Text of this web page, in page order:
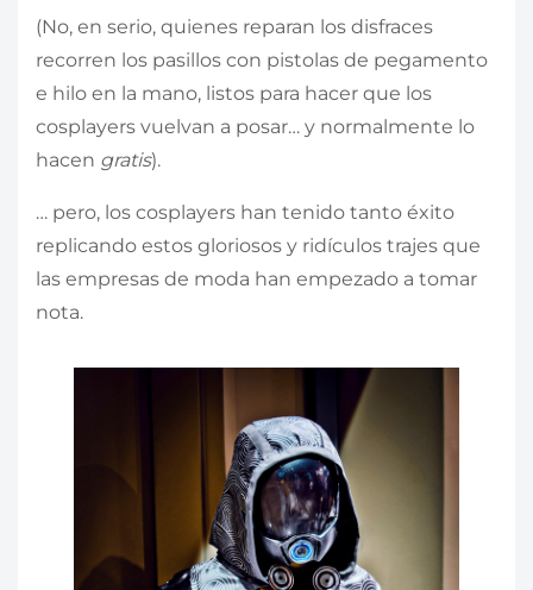
(No, en serio, quienes reparan los disfraces
recorren los pasillos con pistolas de pegamento
e hilo en la mano, listos para hacer que los
cosplayers vuelvan a posar… y normalmente lo
hacen gratis).
… pero, los cosplayers han tenido tanto éxito
replicando estos gloriosos y ridículos trajes que
las empresas de moda han empezado a tomar
nota.